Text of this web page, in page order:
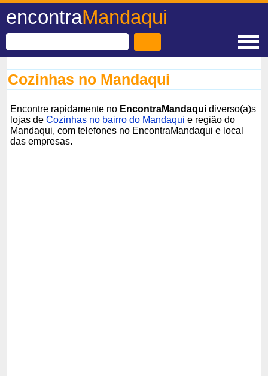
encontraMandaqui
Cozinhas no Mandaqui
Encontre rapidamente no EncontraMandaqui diverso(a)s
lojas deCozinhas no bairro do Mandaqui e região do
Mandaqui, com telefones no EncontraMandaqui e local
das empresas.